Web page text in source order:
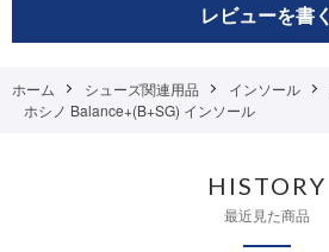
レビューを書く
ホーム シューズ関連用品 インソール
ホシノ Balance+(B+SG) インソール
HISTORY
最近見た商品